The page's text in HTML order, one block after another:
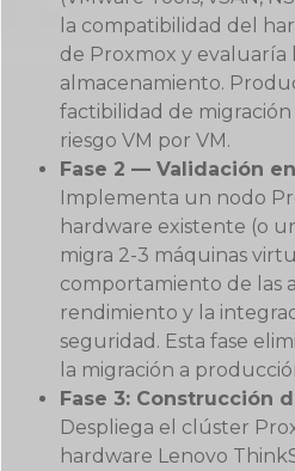
la compatibilidad del
de Proxmox y
almacenamiento.
factibilidad de
riesgo VM por VM.
Fase 2 — Validación
Implementa un nodo
hardware existente (o
migra 2-3 máquinas
comportamiento de las
rendimiento y la
seguridad. Esta fase
la migración a
Fase 3: Construcción
Despliega el clúster
hardware Lenovo